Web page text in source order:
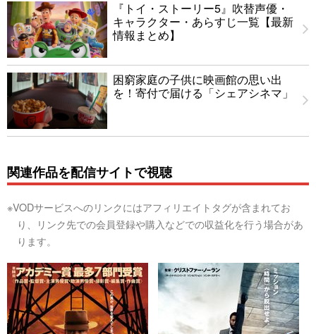
『トイ・ストーリー5』吹替声優・
キャラクター・あらすじ一覧【最新
情報まとめ】
困窮家庭の子供に映画館の思い出
を！寄付で届ける「シェアシネマ」
関連作品を配信サイトで視聴
※VODサービスへのリンクにはアフィリエイトタグが含まれてお
り、リンク先での会員登録や購入などでの収益化を行う場合があ
ります。